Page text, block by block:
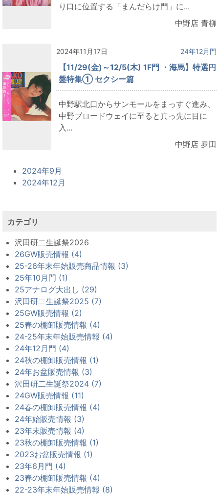
り口に位置する「まんだらけ門」に...
中野店 青柳
2024年11月17日 24年12月門
【11/29(金)～12/5(木) 1F門 ・海馬】特選円
盤特集① セクシー篇
中野駅北口からサンモールをまっすぐ進み、
中野ブロードウェイに至ると真っ先に目に
入...
中野店 夛田
2024年9月
2024年12月
カテゴリ
沢田研二生誕祭2026
26GW販売情報 (4)
25-26年末年始販売商品情報 (3)
25年10月門 (1)
25アナログ大出し (29)
沢田研二生誕祭2025 (7)
25GW販売情報 (2)
25春の棚卸販売情報 (4)
24-25年末年始販売情報 (4)
24年12月門 (4)
24秋の棚卸販売情報 (1)
24年お盆販売情報 (3)
沢田研二生誕祭2024 (7)
24GW販売情報 (11)
24春の棚卸販売情報 (4)
24年始販売情報 (3)
23年末販売情報 (4)
23秋の棚卸販売情報 (1)
2023お盆販売情報 (1)
23年6月門 (4)
23春の棚卸販売情報 (4)
22-23年末年始販売情報 (8)